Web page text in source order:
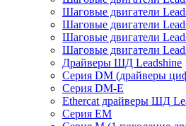
Шаговые двигатели
Шаговые двигатели
Шаговые двигатели
Шаговые двигатели
Драйверы ШД Leadshine
Серия DM (драйверы
Серия DM-E
Ethercat драйверы ШД
Серия EM